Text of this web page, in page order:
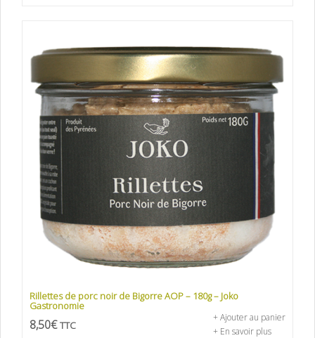
Rillettes de porc noir de Bigorre AOP – 180g – Joko
Gastronomie
8,50€ TTC
+ Ajouter au panier
+ En savoir plus